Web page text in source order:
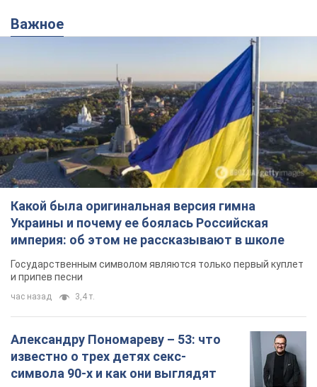
Важное
Какой была оригинальная версия гимна
Украины и почему ее боялась Российская
империя: об этом не рассказывают в школе
Государственным символом являются только первый куплет
и припев песни
час назад 3,4 т.
Александру Пономареву – 53: что
известно о трех детях секс-
символа 90-х и как они выглядят